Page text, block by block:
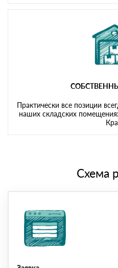
Практически все позиции
наших складских
Схема